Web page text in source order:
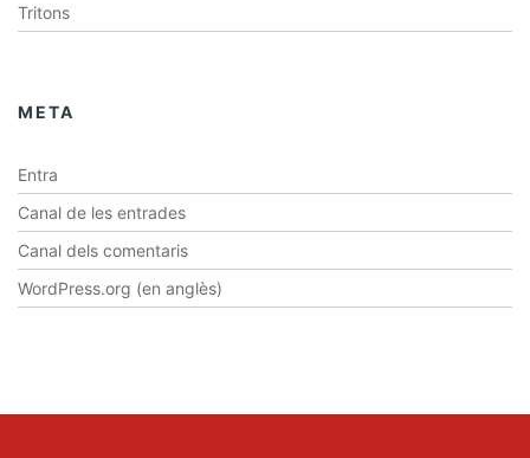
Tritons
META
Entra
Canal de les entrades
Canal dels comentaris
WordPress.org (en anglès)